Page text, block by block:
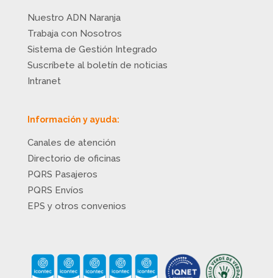
Nuestro ADN Naranja
Trabaja con Nosotros
Sistema de Gestión Integrado
Suscríbete al boletín de noticias
Intranet
Información y ayuda:
Canales de atención
Directorio de oficinas
PQRS Pasajeros
PQRS Envíos
EPS y otros convenios